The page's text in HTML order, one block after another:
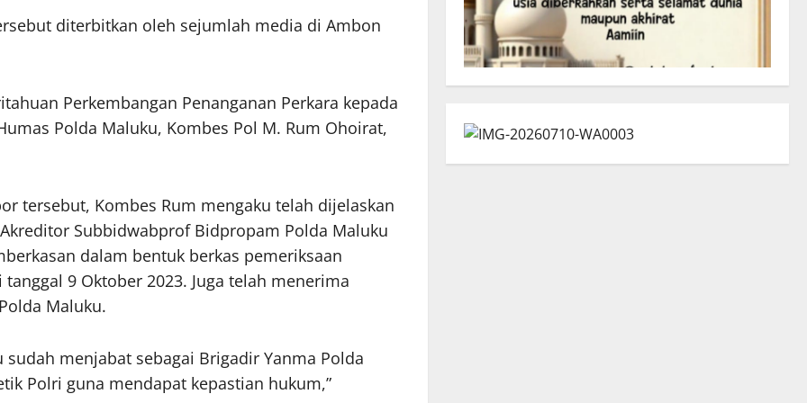
diterbitkan oleh sejumlah media di Ambon
Perkembangan Penanganan Perkara kepada
Polda Maluku, Kombes Pol M. Rum Ohoirat,
tersebut, Kombes Rum mengaku telah dijelaskan
Subbidwabprof Bidpropam Polda Maluku
dalam bentuk berkas pemeriksaan
9 Oktober 2023. Juga telah menerima
Maluku.
menjabat sebagai Brigadir Yanma Polda
Polri guna mendapat kepastian hukum,”